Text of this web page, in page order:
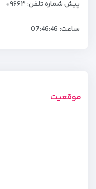
پیش شماره تلفن: ۹۶۶۳+
ساعت:07:46:46
موقعیت